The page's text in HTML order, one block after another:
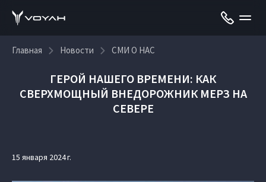
Главная Новости СМИ О НАС
ГЕРОЙ НАШЕГО ВРЕМЕНИ: КАК
СВЕРХМОЩНЫЙ ВНЕДОРОЖНИК МЕРЗ НА
СЕВЕРЕ
15 января 2024 г.